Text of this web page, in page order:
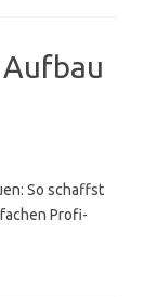
So schaffst
Profi-